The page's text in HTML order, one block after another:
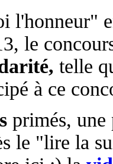
l'honneur"
le
telle
à ce
primés,
le "lire la